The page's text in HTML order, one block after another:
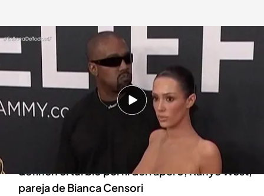
Kanye West y Bianca Censori durante los premios Grammy . cuatro.com
En boca de todos
04 FEB 2025 - 12:50h.
¿Qué hay detrás del polémico desnudo de la
modelo durante su aparición en los Grammy?
Los colaboradores de 'En boca de todos'
definen el turbio perfil del rapero, Kanye West,
pareja de Bianca Censori